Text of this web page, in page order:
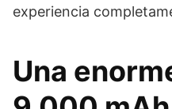
experiencia
Una